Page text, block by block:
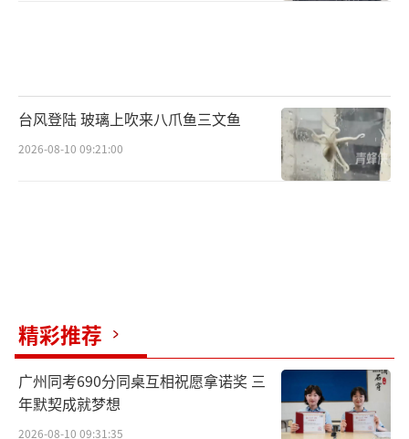
台风登陆 玻璃上吹来八爪鱼三文鱼
2026-08-10 09:21:00
精彩推荐
广州同考690分同桌互相祝愿拿诺奖 三
年默契成就梦想
2026-08-10 09:31:35